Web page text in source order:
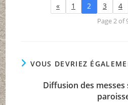
« 1 2 3 4
Page 2 of
VOUS DEVRIEZ
Diffusion des messes